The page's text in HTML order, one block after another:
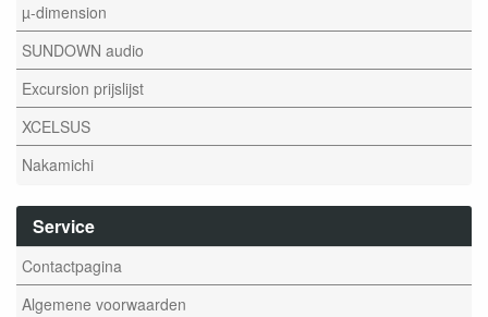
µ-dimension
SUNDOWN audio
Excursion prijslijst
XCELSUS
Nakamichi
Service
Contactpagina
Algemene voorwaarden